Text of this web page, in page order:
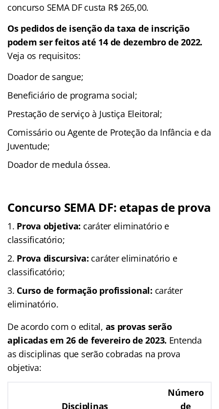
concurso SEMA DF custa R$ 265,00.
Os pedidos de isenção da taxa de inscrição
podem ser feitos até 14 de dezembro de 2022.
Veja os requisitos:
Doador de sangue;
Beneficiário de programa social;
Prestação de serviço à Justiça Eleitoral;
Comissário ou Agente de Proteção da Infância e da
Juventude;
Doador de medula óssea.
Concurso SEMA DF: etapas de prova
Prova objetiva: caráter eliminatório e
classificatório;
Prova discursiva: caráter eliminatório e
classificatório;
Curso de formação profissional: caráter
eliminatório.
De acordo com o edital, as provas serão
aplicadas em 26 de fevereiro de 2023. Entenda
as disciplinas que serão cobradas na prova
objetiva:
Disciplinas
Número
de